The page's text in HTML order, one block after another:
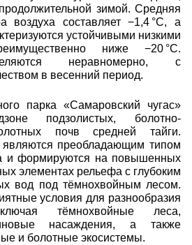
зимой. Средняя
воздуха составляет −1,4 °C, а
устойчивыми низкими
ниже −20 °C.
неравномерно, с
в весенний период.
парка «Самаровский чугас»
подзолистых, болотно-
почв средней тайги.
преобладающим типом
и формируются на повышенных
элементах рельефа с глубоким
вод под тёмнохвойным лесом.
условия для разнообразия
тёмнохвойные леса,
насаждения, а также
и болотные экосистемы.